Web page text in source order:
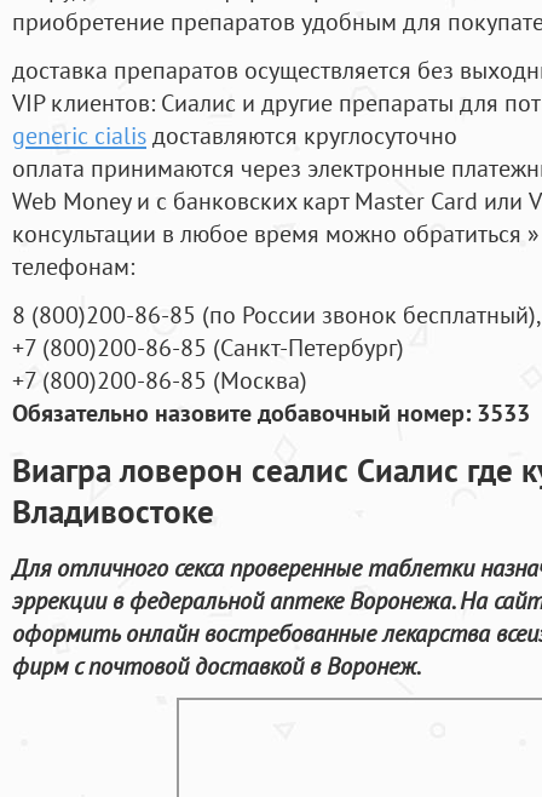
приобретение препаратов удобным для
доставка препаратов осуществляется без
VIP клиентов: Сиалис и другие препараты для
generic cialisдоставляются круглосуточно
оплата принимаются через электронные
Web Money и с банковских карт Master Card или
консультации в любое время можно обратиться
телефонам:
8 (800)200-86-85 (по России звонок бесплатный),
+7 (800)200-86-85 (Санкт-Петербург)
+7 (800)200-86-85 (Москва)
Обязательно назовите добавочный номер: 3533
Виагра ловерон сеалис Сиалис где
Владивостоке
Для отличного секса проверенные таблетки
эррекции в федеральной аптеке Воронежа. На
оформить онлайн востребованные лекарства
фирм с почтовой доставкой в Воронеж.